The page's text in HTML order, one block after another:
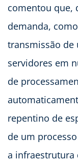
comentou que,
demanda,
transmissão de
servidores em
de
repentino de
de um
a infraestrutura